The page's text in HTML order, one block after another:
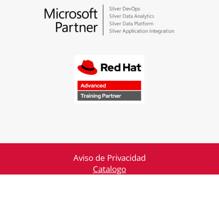
Aviso de Privacidad
Catalogo